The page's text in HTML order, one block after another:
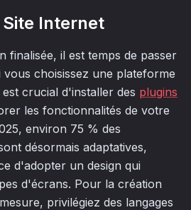
Internet
finalisée, il est temps de passer
vous choisissez une plateforme
crucial d'installer des plugins
les fonctionnalités de votre
environ 75 % des
désormais adaptatives,
d'adopter un design qui
d'écrans. Pour la création
privilégiez des langages